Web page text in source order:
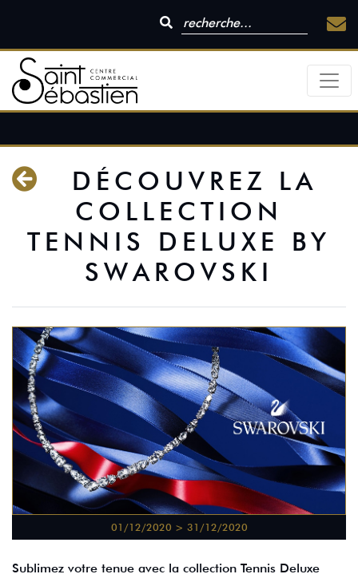
DÉCOUVREZ LA
COLLECTION
TENNIS DELUXE BY
SWAROVSKI
01/12/2020 > 31/12/2020
Sublimez votre tenue avec la collection Tennis Deluxe